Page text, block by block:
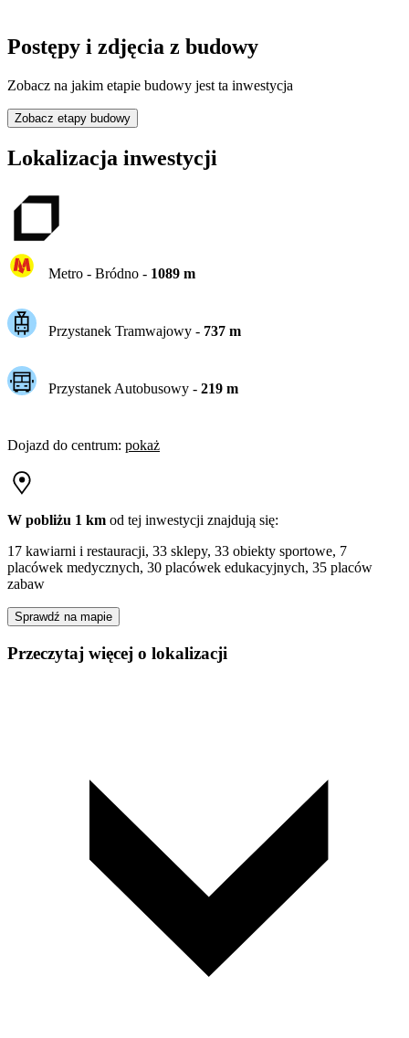
Postępy i zdjęcia z budowy
Zobacz na jakim etapie budowy jest ta inwestycja
Zobacz etapy budowy
Lokalizacja inwestycji
Metro - Bródno- 1089m
Przystanek Tramwajowy - 737m
Przystanek Autobusowy - 219m
Dojazd do centrum: pokaż
W pobliżu 1 km od tej inwestycji znajdują się:
17 kawiarni i restauracji, 33 sklepy, 33 obiekty sportowe, 7
placówek medycznych, 30 placówek edukacyjnych, 35 placów
zabaw
Sprawdź na mapie
Przeczytaj więcej o lokalizacji